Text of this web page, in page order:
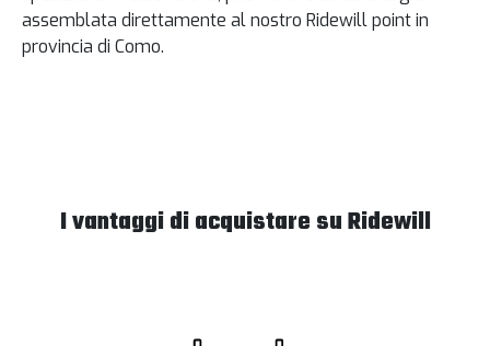
assemblata direttamente al nostro Ridewill point in
provincia di Como.
I vantaggi di acquistare su Ridewill